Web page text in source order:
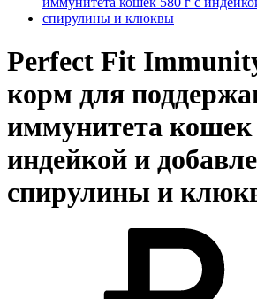
Perfect Fit
корм для
иммунитета кошек
индейкой и
спирулины и